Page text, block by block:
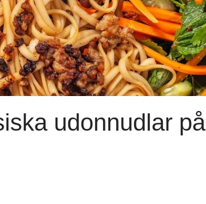
udonnudlar